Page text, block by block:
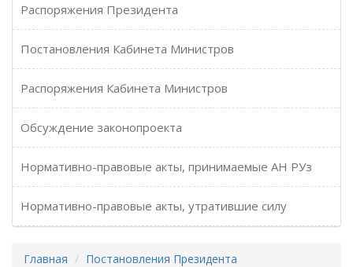
Распоряжения Президента
Постановления Кабинета Министров
Распоряжения Кабинета Министров
Обсуждение законопроекта
Нормативно-правовые акты, принимаемые АН РУз
Нормативно-правовые акты, утратившие силу
Главная
Постановления Президента